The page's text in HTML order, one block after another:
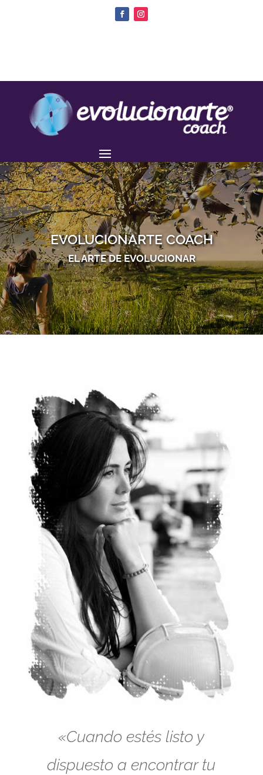
EVOLUCIONARTE COACH
EL ARTE DE EVOLUCIONAR
«Cuando estés listo y
dispuesto a encontrar tu